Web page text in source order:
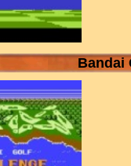
Bandai